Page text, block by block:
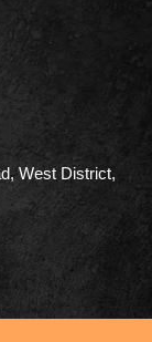
West District,